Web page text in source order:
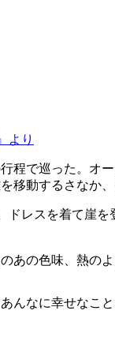
より
で巡った。
動するさなか、
ドレスを着て
の色味、熱の
なに幸せなこと